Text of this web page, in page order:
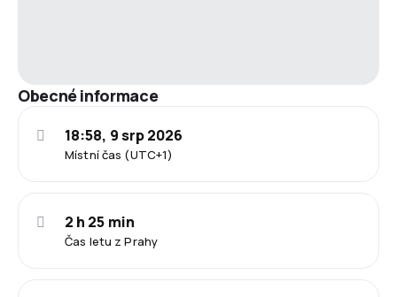
Obecné informace
Místní čas (UTC+1)
18:58, 9 srp 2026
Čas letu z Prahy
2 h 25 min